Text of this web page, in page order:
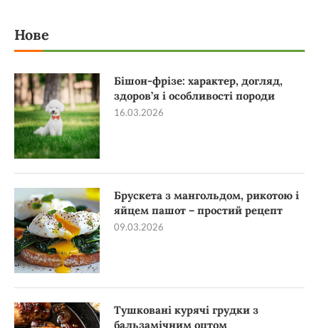
Нове
Бішон-фрізе: характер, догляд,
здоров’я і особливості породи
16.03.2026
Брускета з мангольдом, рикотою і
яйцем пашот – простий рецепт
09.03.2026
Тушковані курячі грудки з
бальзамічним оцтом